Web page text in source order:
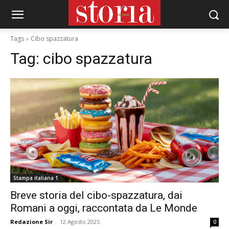
Tags Cibo spazzatura
Tag: cibo spazzatura
Stampa italiana 1
Breve storia del cibo-spazzatura, dai
Romani a oggi, raccontata da Le Monde
Redazione Sir - 12 Agosto 2025 0